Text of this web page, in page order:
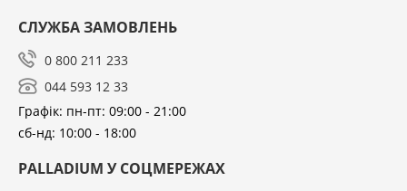
СЛУЖБА ЗАМОВЛЕНЬ
0 800 211 233
044 593 12 33
Графік: пн-пт: 09:00 - 21:00
сб-нд: 10:00 - 18:00
PALLADIUM У СОЦМЕРЕЖАХ